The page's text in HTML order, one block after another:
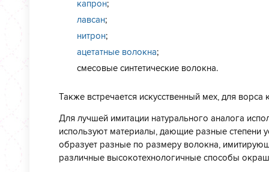
капрон;
лавсан;
нитрон;
ацетатные волокна;
смесовые синтетические волокна.
Также встречается искусственный мех, для
Для лучшей имитации натурального аналога
используют материалы, дающие разные степени
образует разные по размеру волокна,
различные высокотехнологичные способы